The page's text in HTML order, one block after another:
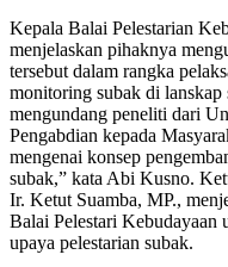
Kepala Balai Pelestarian
menjelaskan pihaknya
tersebut dalam rangka
monitoring subak di
mengundang peneliti dari
Pengabdian kepada
mengenai konsep
subak,” kata Abi Kusno.
Ir. Ketut Suamba, MP.,
Balai Pelestari Kebudayaan
upaya pelestarian subak.